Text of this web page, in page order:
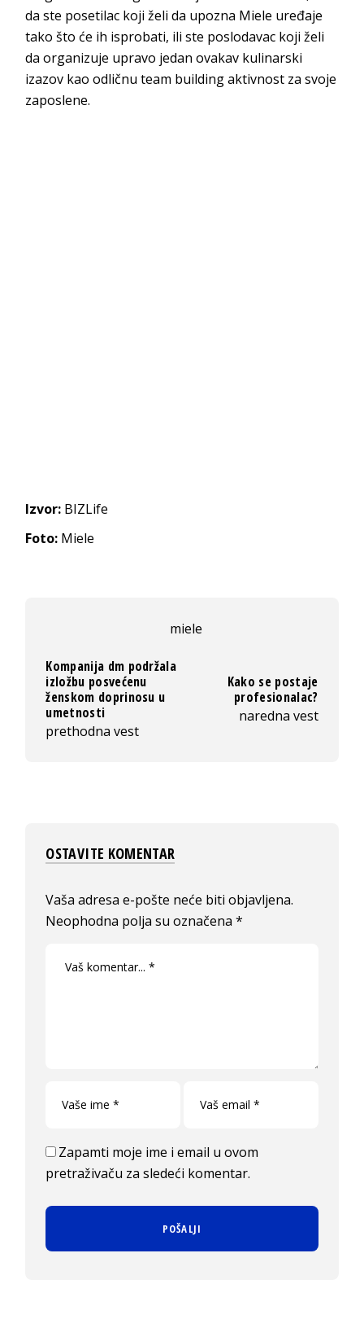
da ste posetilac koji želi da upozna Miele uređaje
tako što će ih isprobati, ili ste poslodavac koji želi
da organizuje upravo jedan ovakav kulinarski
izazov kao odličnu team building aktivnost za svoje
zaposlene.
Izvor: BIZLife
Foto: Miele
miele
Kompanija dm podržala
izložbu posvećenu
ženskom doprinosu u
umetnosti
prethodna vest
Kako se postaje
profesionalac?
naredna vest
OSTAVITE KOMENTAR
Vaša adresa e-pošte neće biti objavljena.
Neophodna polja su označena*
Zapamti moje ime i email u ovom
pretraživaču za sledeći komentar.